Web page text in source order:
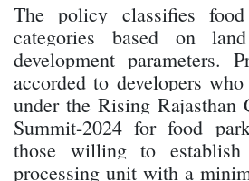
The policy classifies
categories based on
development parameters.
accorded to developers
under the Rising Rajasthan
Summit-2024 for food
those willing to
processing unit with a